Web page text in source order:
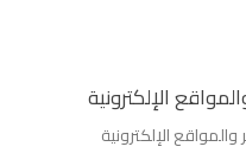
الإلكترونية